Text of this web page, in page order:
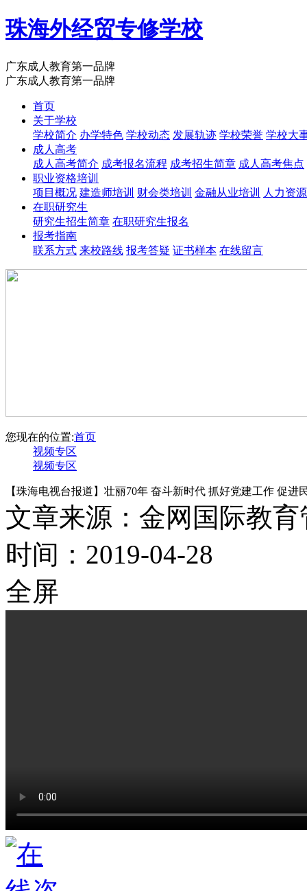
珠海外经贸专修学校
广东成人教育第一品牌
广东成人教育第一品牌
首页
关于学校
学校简介 办学特色 学校动态 发展轨迹 学校荣誉 学校大
成人高考
成人高考简介 成考报名流程 成考招生简章 成人高考焦点
职业资格培训
项目概况 建造师培训 财会类培训 金融从业培训
人力资
在职研究生
研究生招生简章 在职研究生报名
报考指南
联系方式 来校路线 报考答疑 证书样本 在线留言
您现在的位置:首页
视频专区
视频专区
【珠海电视台报道】壮丽70年 奋斗新时代 抓好党建工作 促进
文章来源：金网国际教
时间：2019-04-28
全屏